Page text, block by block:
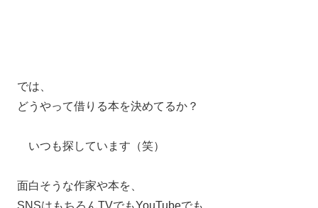
では、
どうやって借りる本を決めてるか？
いつも探しています（笑）
面白そうな作家や本を、